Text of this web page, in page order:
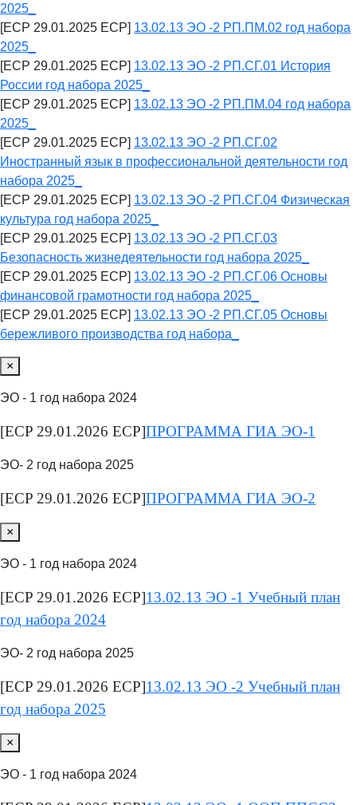
2025_
[ECP 29.01.2025 ECP] 13.02.13 ЭО -2 РП.ПМ.02 год набора
2025_
[ECP 29.01.2025 ECP] 13.02.13 ЭО -2 РП.СГ.01 История
России год набора 2025_
[ECP 29.01.2025 ECP] 13.02.13 ЭО -2 РП.ПМ.04 год набора
2025_
[ECP 29.01.2025 ECP] 13.02.13 ЭО -2 РП.СГ.02
Иностранный язык в профессиональной деятельности год
набора 2025_
[ECP 29.01.2025 ECP] 13.02.13 ЭО -2 РП.СГ.04 Физическая
культура год набора 2025_
[ECP 29.01.2025 ECP] 13.02.13 ЭО -2 РП.СГ.03
Безопасность жизнедеятельности год набора 2025_
[ECP 29.01.2025 ECP] 13.02.13 ЭО -2 РП.СГ.06 Основы
финансовой грамотности год набора 2025_
[ECP 29.01.2025 ECP] 13.02.13 ЭО -2 РП.СГ.05 Основы
бережливого производства год набора_
×
ЭО - 1 год набора 2024
[ECP 29.01.2026 ECP]ПРОГРАММА ГИА ЭО-1
ЭО- 2 год набора 2025
[ECP 29.01.2026 ECP]ПРОГРАММА ГИА ЭО-2
×
ЭО - 1 год набора 2024
[ECP 29.01.2026 ECP]13.02.13 ЭО -1 Учебный план
год набора 2024
ЭО- 2 год набора 2025
[ECP 29.01.2026 ECP]13.02.13 ЭО -2 Учебный план
год набора 2025
×
ЭО - 1 год набора 2024